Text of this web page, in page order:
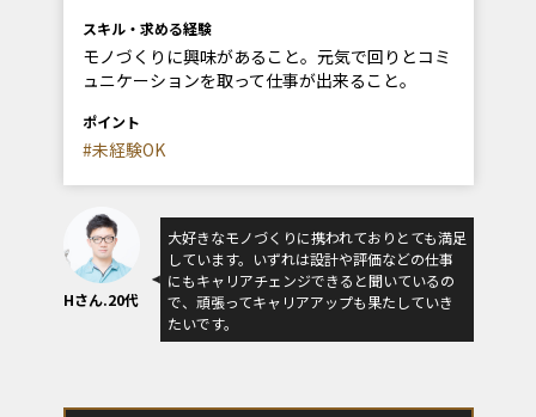
スキル・求める経験
モノづくりに興味があること。元気で回りとコミ
ュニケーションを取って仕事が出来ること。
ポイント
#未経験OK
Hさん.20代
大好きなモノづくりに携われておりとても満足
しています。いずれは設計や評価などの仕事
にもキャリアチェンジできると聞いているの
で、頑張ってキャリアアップも果たしていき
たいです。